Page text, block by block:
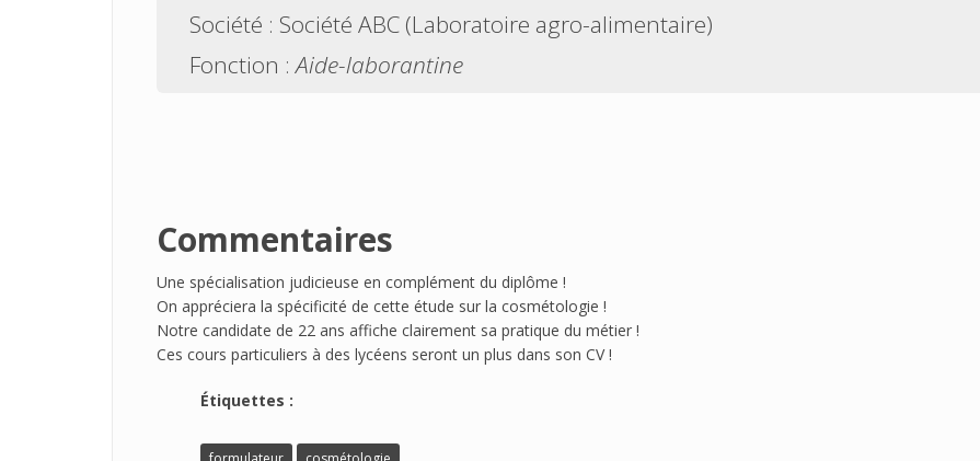
Société : Société ABC (Laboratoire agro-alimentaire)
Fonction :Aide-laborantine
Commentaires
Une spécialisation judicieuse en complément du diplôme !
On appréciera la spécificité de cette étude sur la cosmétologie !
Notre candidate de 22 ans affiche clairement sa pratique du métier !
Ces cours particuliers à des lycéens seront un plus dans son CV !
Étiquettes :